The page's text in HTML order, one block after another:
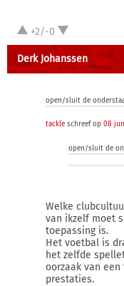
+2/-0
Derk Johanssen
open/sluit de
tackle schreef op 08
open/sluit de
Welke
van ikzelf moet
toepassing is.
Het voetbal is
het zelfde
oorzaak van
prestaties.